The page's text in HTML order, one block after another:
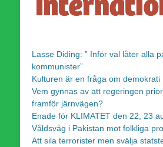
Lasse Diding: ” Inför val låter alla
kommunister”
Kulturen är en fråga om demokrati
Vem gynnas av att regeringen
framför järnvägen?
Enade för KLIMATET den 22, 23
Våldsvåg i Pakistan mot folkliga
Att sila terrorister men svälja